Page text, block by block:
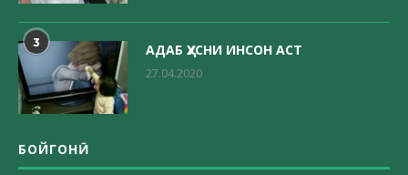
3 АДАБ ҲУСНИ ИНСОН АСТ
27.04.2020
БОЙГОНӢ